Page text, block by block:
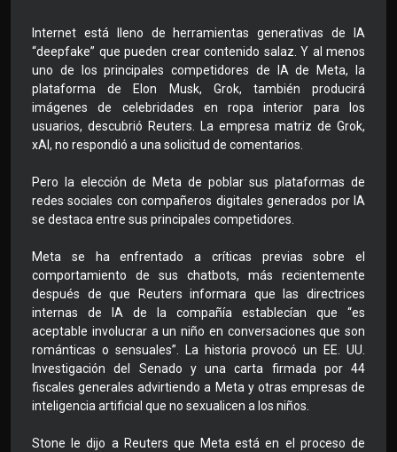
Internet está lleno de herramientas generativas de IA
“deepfake” que pueden crear contenido salaz. Y al menos
uno de los principales competidores de IA de Meta, la
plataforma de Elon Musk, Grok, también producirá
imágenes de celebridades en ropa interior para los
usuarios, descubrió Reuters. La empresa matriz de Grok,
xAI, no respondió a una solicitud de comentarios.
Pero la elección de Meta de poblar sus plataformas de
redes sociales con compañeros digitales generados por IA
se destaca entre sus principales competidores.
Meta se ha enfrentado a críticas previas sobre el
comportamiento de sus chatbots, más recientemente
después de que Reuters informara que las directrices
internas de IA de la compañía establecían que “es
aceptable involucrar a un niño en conversaciones que son
románticas o sensuales”. La historia provocó un EE. UU.
Investigación del Senado y una carta firmada por 44
fiscales generales advirtiendo a Meta y otras empresas de
inteligencia artificial que no sexualicen a los niños.
Stone le dijo a Reuters que Meta está en el proceso de